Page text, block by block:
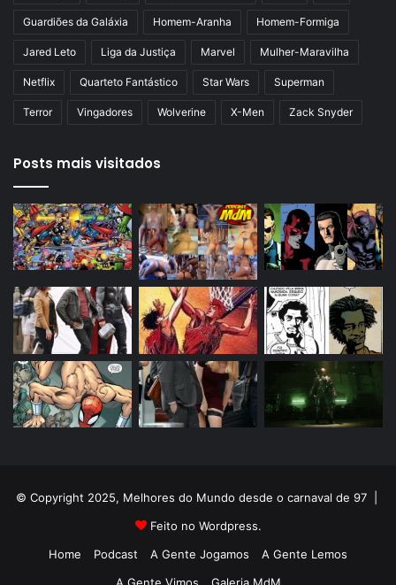
Guardiões da Galáxia Homem-Aranha Homem-Formiga
Jared Leto Liga da Justiça Marvel Mulher-Maravilha
Netflix Quarteto Fantástico Star Wars Superman
Terror Vingadores Wolverine X-Men Zack Snyder
Posts mais visitados
© Copyright 2025, Melhores do Mundo desde o carnaval de 97 |
Feito no Wordpress.
Home
Podcast A Gente Jogamos
A Gente Lemos